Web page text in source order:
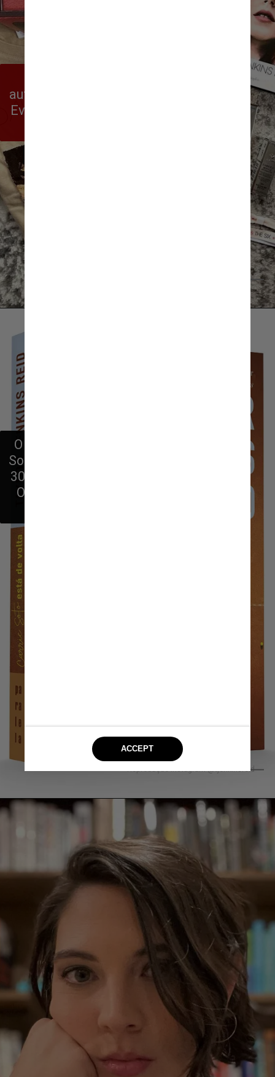
autora estão “Os Sete Maridos de
Evelyn Hugo”, “Daisy Jones & The
Reprodução Instagram @tjenkinsreid
O romance mais recente é “Carrie
Soto Está de Volta”, lançado no dia
30 de agosto, nos Estados Unidos.
O livro chega às lojas brasileiras
Reprodução Instagram @tjenkinsreid